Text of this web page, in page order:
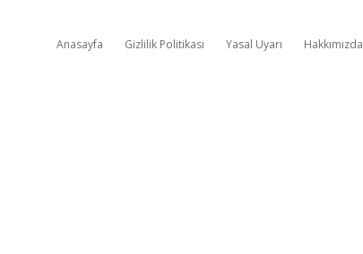
Anasayfa Gizlilik Politikası Yasal Uyarı Hakkımızda